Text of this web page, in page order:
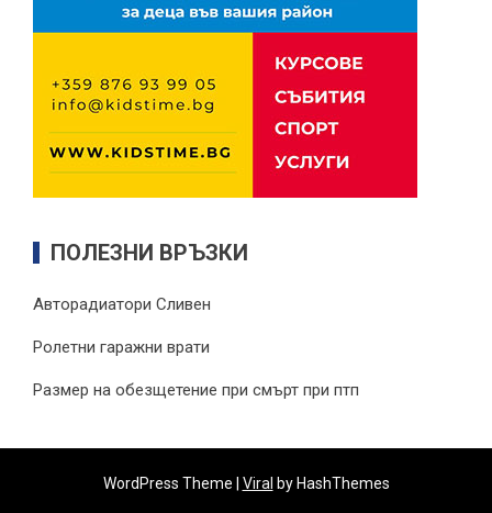
ПОЛЕЗНИ ВРЪЗКИ
Авторадиатори Сливен
Ролетни гаражни врати
Размер на обезщетение при смърт при птп
WordPress Theme | Viral by HashThemes